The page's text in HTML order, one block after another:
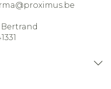
proximus.be
Bertrand